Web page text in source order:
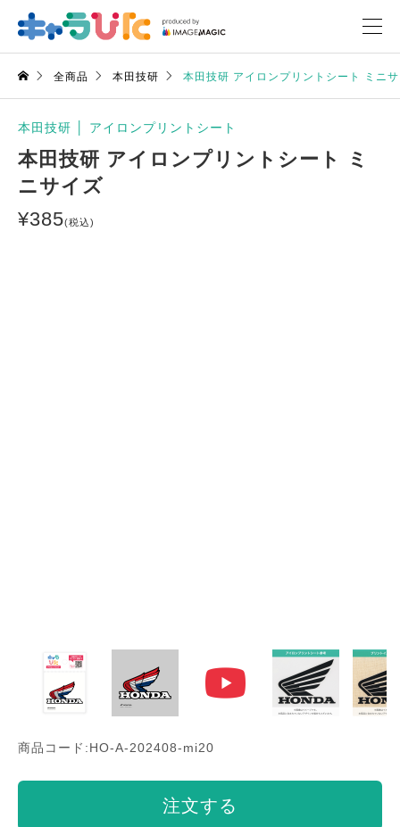
全商品 本田技研 本田技研 アイロンプリントシート ミニ
本田技研 アイロンプリントシート
本田技研 アイロンプリントシート ミ
ニサイズ
¥385(税込)
商品コード:HO-A-202408-mi20
注文する